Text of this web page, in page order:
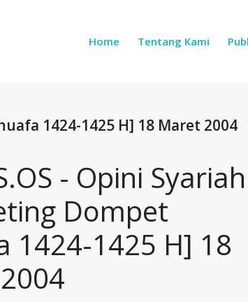
Home Tentang Kami
1424-1425 H] 18 Maret 2004
- Opini Syariah
Dompet
1424-1425 H] 18